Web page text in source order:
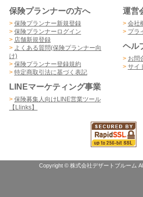
保険プランナーの方へ
> 保険プランナー新規登録
> 保険プランナーログイン
> 店舗新規登録
> よくある質問(保険プランナー向
け)
> 保険プランナー登録規約
> 特定商取引法に基づく表記
LINEマーケティング事業
> 保険募集人向けLINE営業ツール
【Llinks】
運営
> 会社
> プラ
ヘル
> お問
> サイ
Copyright © 株式会社デザートブルーム